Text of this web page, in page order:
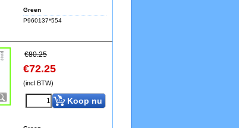
Green
P960137*554
€80.25
€72.25
(incl BTW)
Koop nu